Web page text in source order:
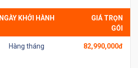
NGÀY KHỞI HÀNH
GIÁ TRỌN
GÓI
Hàng tháng 82,990,000đ